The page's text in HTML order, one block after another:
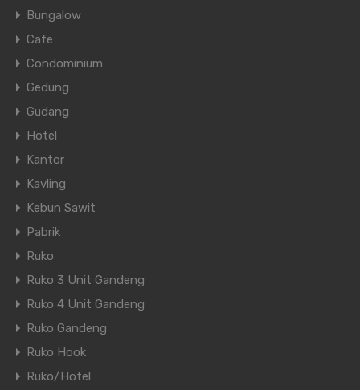
Bungalow
Cafe
Condominium
Gedung
Gudang
Hotel
Kantor
Kavling
Kebun Sawit
Pabrik
Ruko
Ruko 3 Unit Gandeng
Ruko 4 Unit Gandeng
Ruko Gandeng
Ruko Hook
Ruko/Hotel